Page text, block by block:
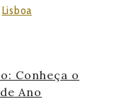
Lisboa
Conheça o
Ano